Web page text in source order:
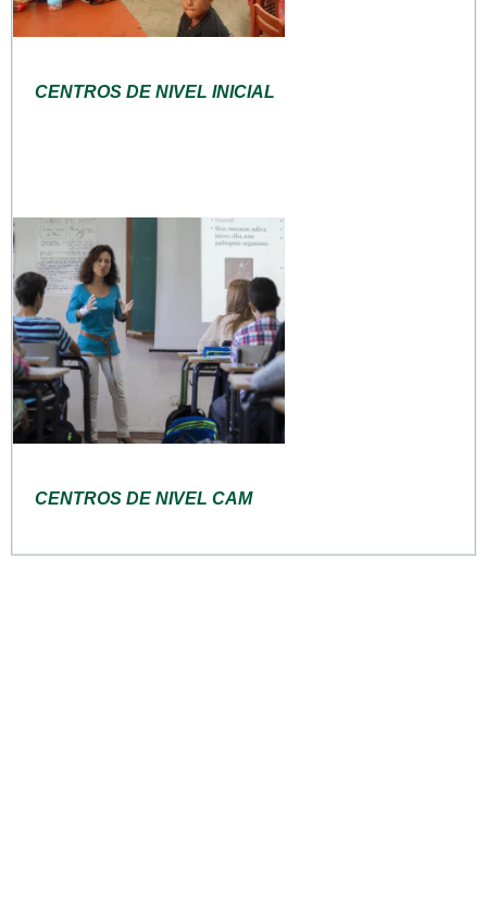
CENTROS DE NIVEL INICIAL
CENTROS DE NIVEL CAM